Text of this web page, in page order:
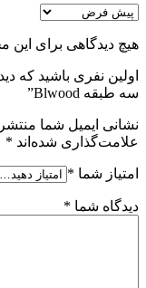
هیچ دیدگاهی برای
اولین نفری باشید که
سه طبقه Blwood”
نشانی ایمیل شما
علامت‌گذاری شده‌اند *
امتیاز شما *
دیدگاه شما *